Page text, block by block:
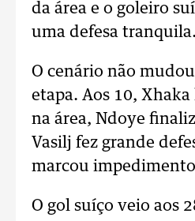
da área e o goleiro
uma defesa tranquila.
O cenário não
etapa. Aos 10,
na área, Ndoye
Vasilj fez grande
marcou
O gol suíço veio aos